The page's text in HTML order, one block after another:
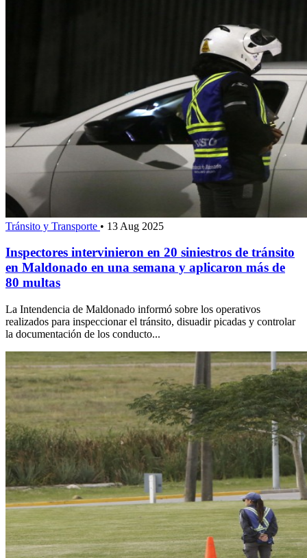
Tránsito y Transporte • 13 Aug 2025
Inspectores intervinieron en 20 siniestros de tránsito
en Maldonado en una semana y aplicaron más de
80 multas
La Intendencia de Maldonado informó sobre los operativos
realizados para inspeccionar el tránsito, disuadir picadas y controlar
la documentación de los conducto...